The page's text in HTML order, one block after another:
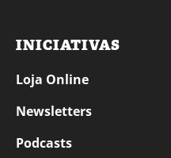
INICIATIVAS
Loja Online
Newsletters
Podcasts